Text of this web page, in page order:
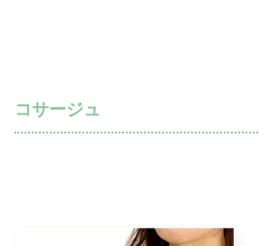
コサージュ